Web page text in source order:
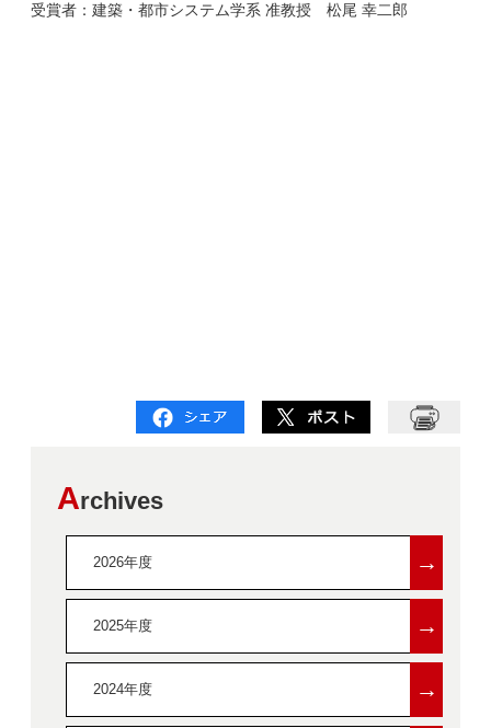
受賞者：建築・都市システム学系 准教授 松尾 幸二郎
Archives
2026年度 →
2025年度 →
2024年度 →